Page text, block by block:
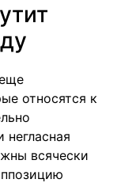
относятся к
негласная
всячески